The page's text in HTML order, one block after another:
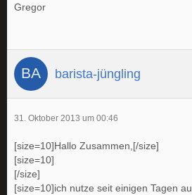
Gregor
barista-jüngling
31. Oktober 2013 um 00:46
[size=10]Hallo Zusammen,[/size]
[size=10]
[/size]
[size=10]ich nutze seit einigen Tagen